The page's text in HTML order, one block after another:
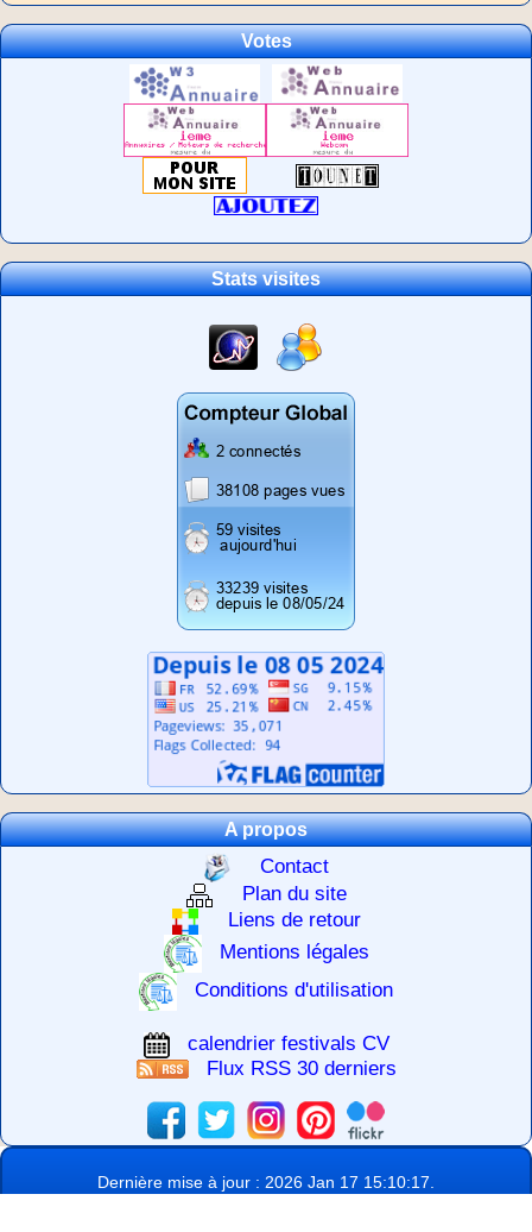
Votes
Stats visites
A propos
Contact
Plan du site
Liens de retour
Mentions légales
Conditions d'utilisation
calendrier festivals CV
Flux RSS 30 derniers
Dernière mise à jour : 2026 Jan 17 15:10:17.